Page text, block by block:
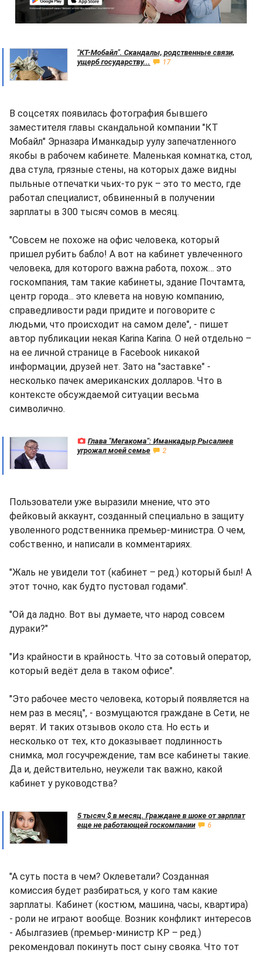
"КТ-Мобайл". Скандалы, родственные связи,
ущерб государству...
17
В соцсетях появилась фотография бывшего
заместителя главы скандальной компании "КТ
Мобайл" Эрназара Иманкадыр уулу запечатленного
якобы в рабочем кабинете. Маленькая комнатка, стол,
два стула, грязные стены, на которых даже видны
пыльные отпечатки чьих-то рук – это то место, где
работал специалист, обвиненный в получении
зарплаты в 300 тысяч сомов в месяц.
"Совсем не похоже на офис человека, который
пришел рубить бабло! А вот на кабинет увлеченного
человека, для которого важна работа, похож… это
госкомпания, там такие кабинеты, здание Почтамта,
центр города... это клевета на новую компанию,
справедливости ради придите и поговорите с
людьми, что происходит на самом деле", - пишет
автор публикации некая Karina Karina. О ней отдельно –
на ее личной странице в Facebook никакой
информации, друзей нет. Зато на "заставке" -
несколько пачек американских долларов. Что в
контексте обсуждаемой ситуации весьма
символично.
Глава "Мегакома": Иманкадыр Рысалиев
угрожал моей семье
2
Пользователи уже выразили мнение, что это
фейковый аккаунт, созданный специально в защиту
уволенного родственника премьер-министра. О чем,
собственно, и написали в комментариях.
"Жаль не увидели тот (кабинет – ред.) который был! А
этот точно, как будто пустовал годами".
"Ой да ладно. Вот вы думаете, что народ совсем
дураки?"
"Из крайности в крайность. Что за сотовый оператор,
который ведёт дела в таком офисе".
"Это рабочее место человека, который появляется на
нем раз в месяц", - возмущаются граждане в Сети, не
верят. И таких отзывов около ста. Но есть и
несколько от тех, кто доказывает подлинность
снимка, мол госучреждение, там все кабинеты такие.
Да и, действительно, неужели так важно, какой
кабинет у руководства?
5 тысяч $ в месяц. Граждане в шоке от зарплат
еще не работающей госкомпании
6
"А суть поста в чем? Оклеветали? Созданная
комиссия будет разбираться, у кого там какие
зарплаты. Кабинет (костюм, машина, часы, квартира)
- роли не играют вообще. Возник конфликт интересов
- Абылгазиев (премьер-министр КР – ред.)
рекомендовал покинуть пост сыну свояка. Что тот